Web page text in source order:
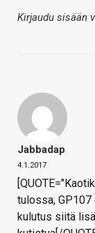
Kirjaudu sisään
Jabbadap
4.1.2017
tulossa,
kulutus siitä